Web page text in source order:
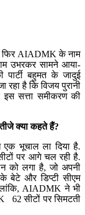
फिर AIADMK के नाम
उभरकर सामने आया-
बहुमत के जादुई
है कि विजय पुरानी
सत्ता समीकरण की
क्या कहते हैं?
एक भूचाल ला दिया है.
पर आगे चल रही है.
को लगा है, जो अपनी
बेटे और डिप्टी सीएम
AIADMK ने भी
62 सीटों पर सिमटती